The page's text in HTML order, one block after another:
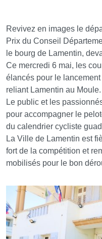
Revivez en images le
Prix du Conseil
le bourg de Lamentin,
Ce mercredi 6 mai, les
élancés pour le
reliant Lamentin au Moule.
Le public et les
pour accompagner le
du calendrier cycliste
La Ville de Lamentin est
fort de la compétition et
mobilisés pour le bon